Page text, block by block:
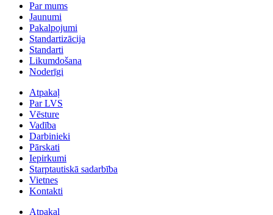
Par mums
Jaunumi
Pakalpojumi
Standartizācija
Standarti
Likumdošana
Noderīgi
Atpakaļ
Par LVS
Vēsture
Vadība
Darbinieki
Pārskati
Iepirkumi
Starptautiskā sadarbība
Vietnes
Kontakti
Atpakaļ